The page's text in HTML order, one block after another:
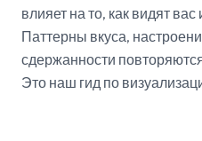
влияет на то, как видят
Паттерны вкуса,
сдержанности
Это наш гид по